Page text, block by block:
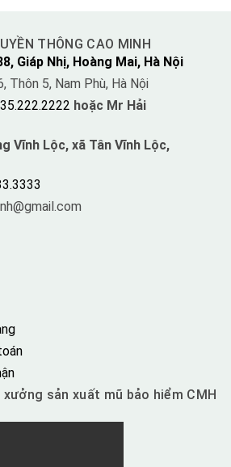
THÔNG CAO MINH
Giáp Nhị, Hoàng Mai, Hà Nội
Thôn 5, Nam Phù, Hà Nội
hoặc Mr Hải
Vĩnh Lộc, xã Tân Vĩnh Lộc,
sản xuất mũ bảo hiểm CMH